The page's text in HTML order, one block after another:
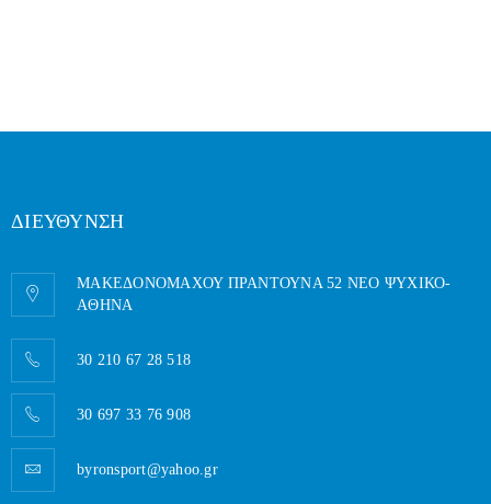
ΔΙΕΥΘΥΝΣΗ
ΜΑΚΕΔΟΝΟΜΑΧΟΥ ΠΡΑΝΤΟΥΝΑ 52 ΝΕΟ ΨΥΧΙΚΟ-
AΘΗΝΑ
30 210 67 28 518
30 697 33 76 908
byronsport@yahoo.gr